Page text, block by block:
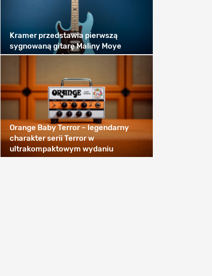
Kramer przedstawia pierwszą
sygnowaną gitarę Maliny Moye
Orange Baby Terror – legendarny
charakter serii Terror w
ultrakompaktowym wydaniu